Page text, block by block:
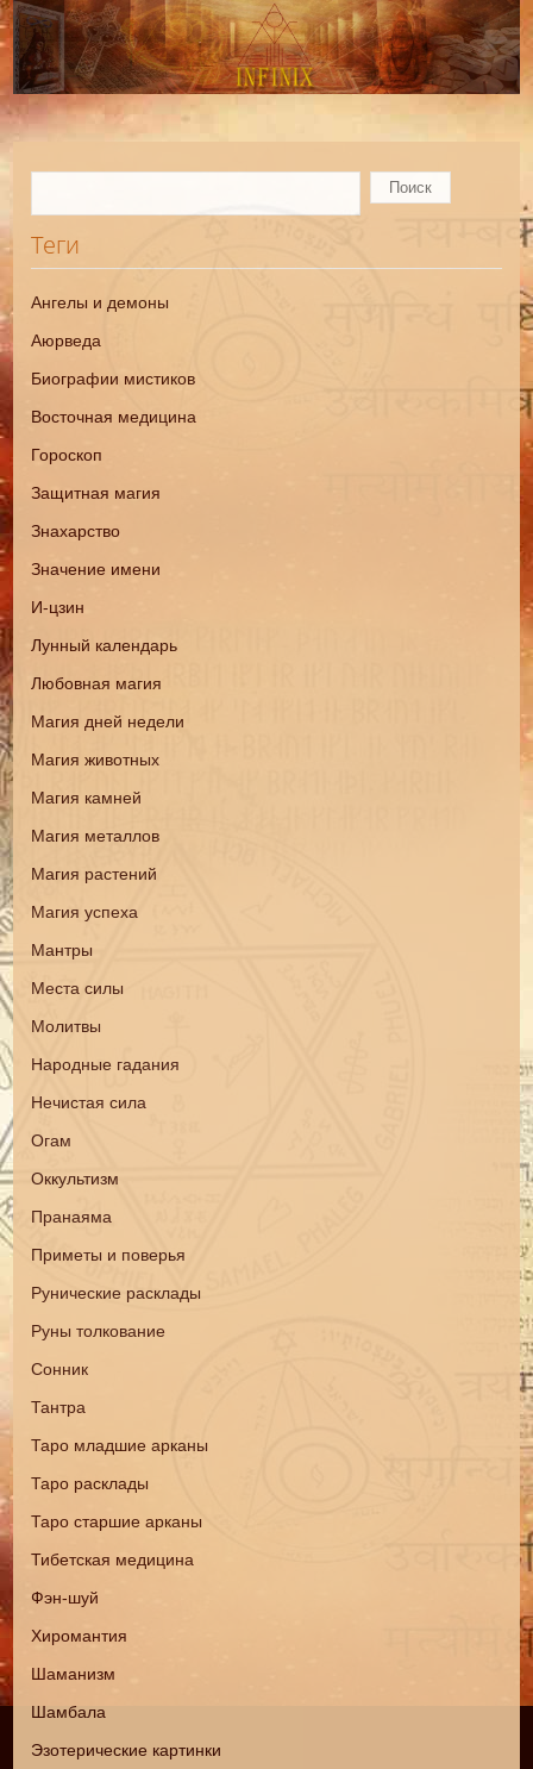
Теги
Ангелы и демоны
Аюрведа
Биографии мистиков
Восточная медицина
Гороскоп
Защитная магия
Знахарство
Значение имени
И-цзин
Лунный календарь
Любовная магия
Магия дней недели
Магия животных
Магия камней
Магия металлов
Магия растений
Магия успеха
Мантры
Места силы
Молитвы
Народные гадания
Нечистая сила
Огам
Оккультизм
Пранаяма
Приметы и поверья
Рунические расклады
Руны толкование
Сонник
Тантра
Таро младшие арканы
Таро расклады
Таро старшие арканы
Тибетская медицина
Фэн-шуй
Хиромантия
Шаманизм
Шамбала
Эзотерические картинки